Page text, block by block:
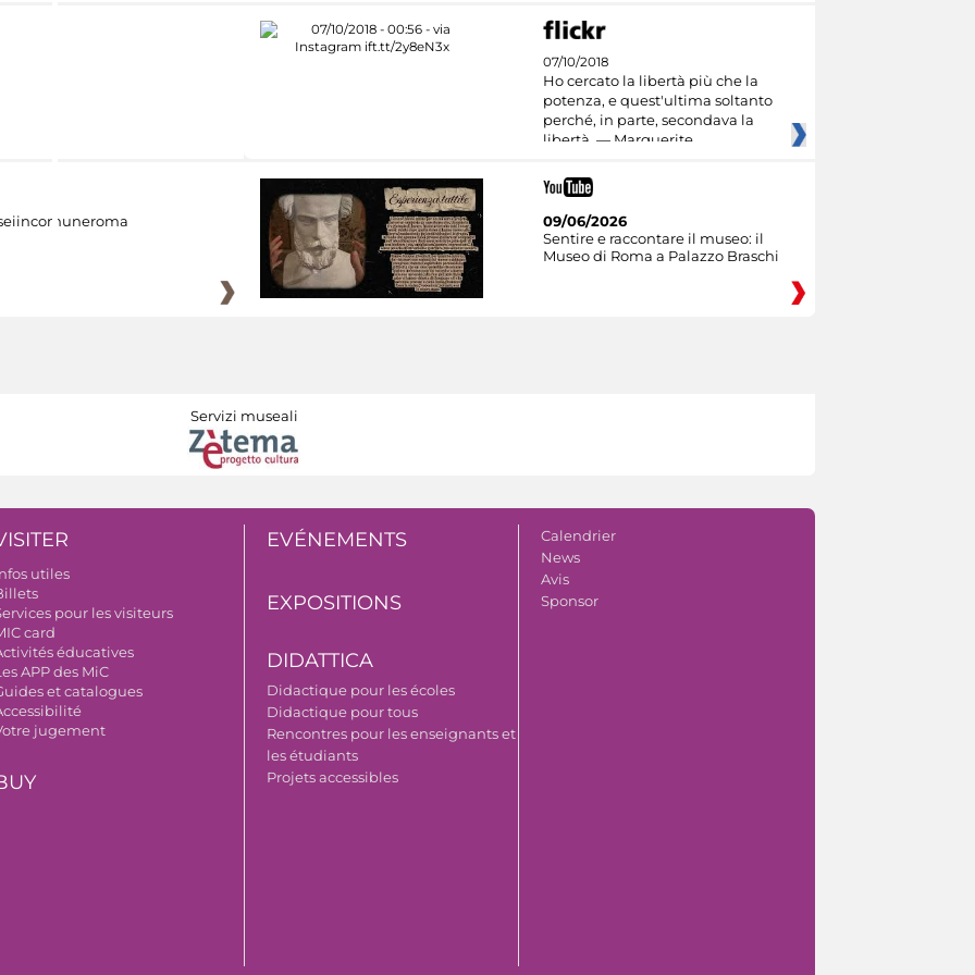
07/10/2018
Ho cercato la libertà più che la
potenza, e quest'ultima soltanto
perché, in parte, secondava la
libertà. — Marguerite
09/06/2026
Sentire e raccontare il museo: il
Museo di Roma a Palazzo Braschi
Servizi museali
utiles
pour les visiteurs
card
éducatives
APP des MiC
et catalogues
jugement
EVÉNEMENTS
EXPOSITIONS
DIDATTICA
Didactique pour les écoles
Didactique pour tous
Rencontres pour les enseignants et
les étudiants
Projets accessibles
Calendrier
News
Avis
Sponsor